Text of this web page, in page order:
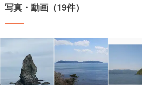
写真・動画（19件）